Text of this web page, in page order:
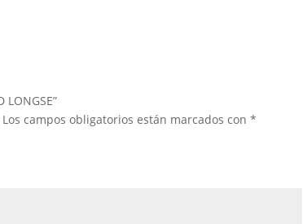
Los campos obligatorios están marcados con*